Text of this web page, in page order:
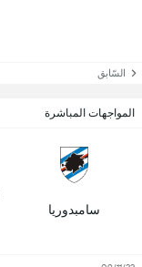
السّابق
المواجهات المباشرة
سامبدوريا